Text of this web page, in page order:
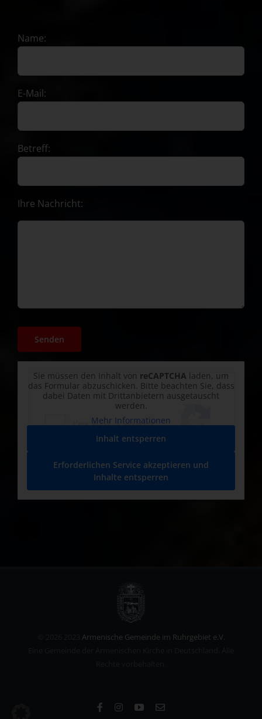
Name:
E-Mail:
Betreff:
Ihre Nachricht:
Sie müssen den Inhalt von reCAPTCHA laden, um
das Formular abzuschicken. Bitte beachten Sie, dass
dabei Daten mit Drittanbietern ausgetauscht
werden.
Mehr Informationen
Inhalt entsperren
Erforderlichen Service akzeptieren und
Inhalte entsperren
Armenische Gemeinde im Ruhrgebiet e.V.
FacebookInstagramYouTube
E-